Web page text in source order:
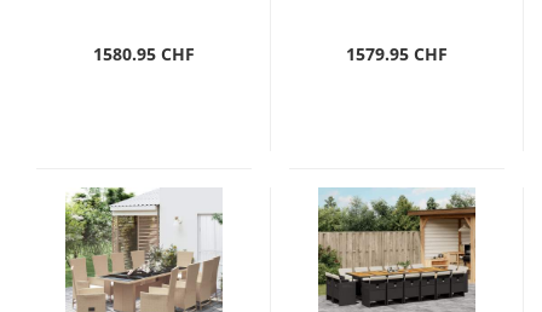
1580.95 CHF
1579.95 CHF